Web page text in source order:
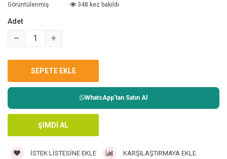
Görüntülenmiş
348 kez bakıldı
Adet
WhatsApp'tan Satın Al
İSTEK LISTESINE EKLE KARŞILAŞTIRMAYA EKLE